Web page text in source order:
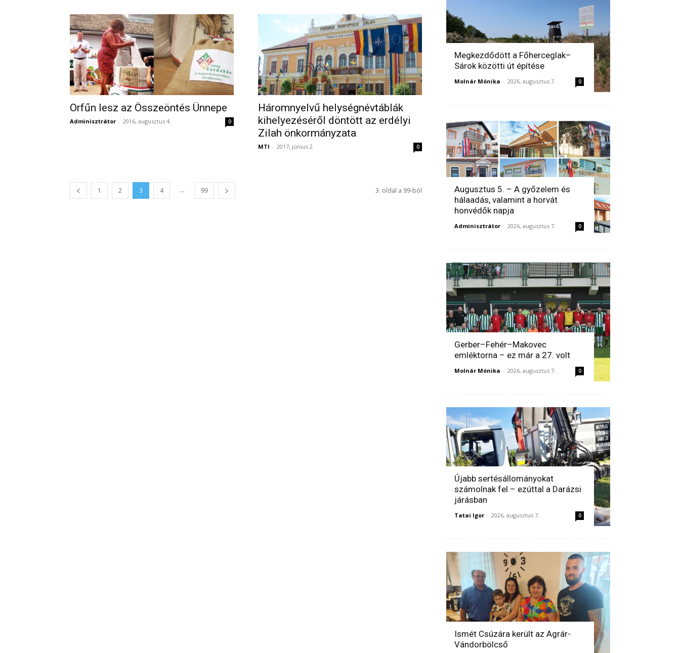
Orfűn lesz az Összeöntés Ünnepe
Adminisztrátor - 2016, augusztus 4. 0
Háromnyelvű helységnévtáblák
kihelyezéséről döntött az erdélyi
Zilah önkormányzata
MTI - 2017, június 2. 0
1 2 3 4 ... 99 3. oldal a 99-ból
Megkezdődött a Főherceglak–
Sárok közötti út építése
Molnár Mónika - 2026, augusztus 7. 0
Augusztus 5. – A győzelem és
hálaadás, valamint a horvát
honvédők napja
Adminisztrátor - 2026, augusztus 7. 0
Gerber–Fehér–Makovec
emléktorna – ez már a 27. volt
Molnár Mónika - 2026, augusztus 7. 0
Újabb sertésállományokat
számolnak fel – ezúttal a Darázsi
járásban
Tatai Igor - 2026, augusztus 7. 0
Ismét Csúzára került az Agrár-
Vándorbölcső